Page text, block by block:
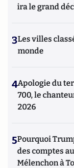
ira le grand
3Les villes
monde
4Apologie du
700, le
2026
5Pourquoi
des comptes
Mélenchon à